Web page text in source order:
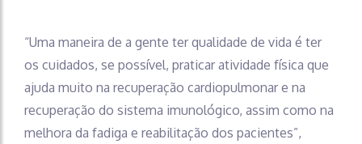
“Uma maneira de a gente ter qualidade de vida é ter
os cuidados, se possível, praticar atividade física que
ajuda muito na recuperação cardiopulmonar e na
recuperação do sistema imunológico, assim como na
melhora da fadiga e reabilitação dos pacientes”,